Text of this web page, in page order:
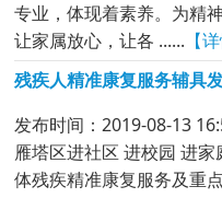
专业，体现着素养。为精
让家属放心，让各 ...... 【
残疾人精准康复服务辅具
发布时间：2019-08-13
雁塔区进社区 进校园 进
体残疾精准康复服务及重